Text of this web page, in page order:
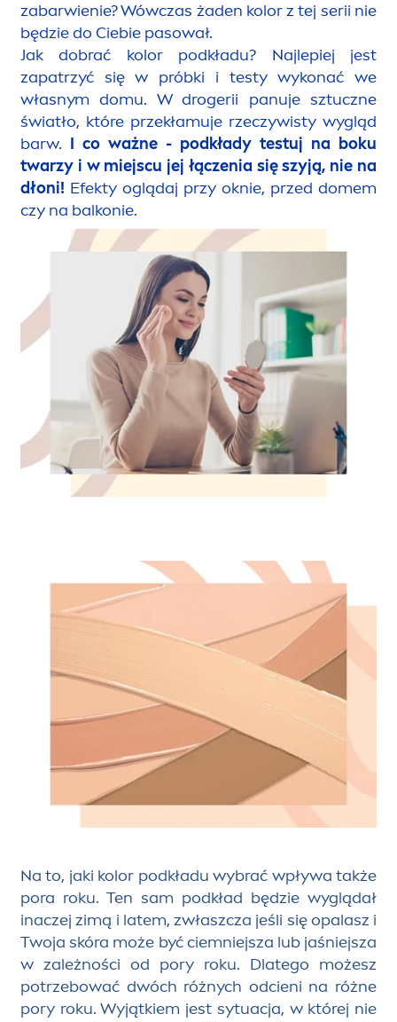
zabarwienie? Wówczas żaden kolor z tej serii nie
będzie do Ciebie pasował.
Jak dobrać kolor podkładu? Najlepiej jest
zapatrzyć się w próbki i testy wykonać we
własnym domu. W drogerii panuje sztuczne
światło, które przekłamuje rzeczywisty wygląd
barw. I co ważne - podkłady testuj na boku
twarzy i w miejscu jej łączenia się szyją, nie na
dłoni! Efekty oglądaj przy oknie, przed domem
czy na balkonie.
Na to, jaki kolor podkładu wybrać wpływa także
pora roku. Ten sam podkład będzie wyglądał
inaczej zimą i latem, zwłaszcza jeśli się opalasz i
Twoja skóra może być ciemniejsza lub jaśniejsza
w zależności od pory roku. Dlatego możesz
potrzebować dwóch różnych odcieni na różne
pory roku. Wyjątkiem jest sytuacja, w której nie